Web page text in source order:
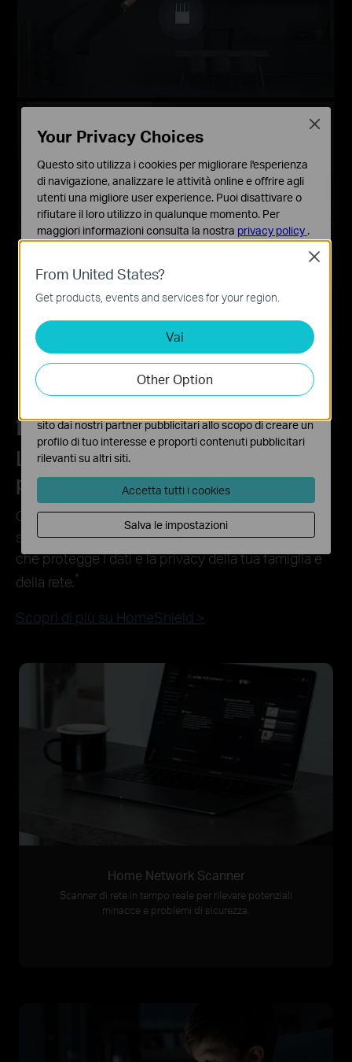
La tua sicurezza è la nostra
priorità
Con TP-Link HomeShield, goditi funzionalità di
sicurezza avanzate che offrono un ambiente sicuro
che protegge i dati e la privacy della tua famiglia e
della rete.*
Scopri di più su HomeShield >
Home Network Scanner
Scanner di rete in tempo reale per rilevare potenziali
minacce e problemi di sicurezza.
From United States?
Get products, events and services for your region.
Vai
Other Option
Close
Your Privacy Choices
Questo sito utilizza i cookies per migliorare l'esperienza
di navigazione, analizzare le attività online e offrire agli
utenti una migliore user experience. Puoi disattivare o
rifiutare il loro utilizzo in qualunque momento. Per
maggiori informazioni consulta la nostra privacy policy .
Questi cookies sono necessari per il corretto
funzionamento del sito e non possono essere disattivati
nel tuo sistema.
Analytics e Marketing Cookies
I cookies analitici ci permettono di analizzare le tue
attività sul nostro sito allo scopo di migliorarne le
funzionalità.
sito dai nostri partner pubblicitari allo scopo di creare un
profilo di tuo interesse e proporti contenuti pubblicitari
rilevanti su altri siti.
Accetta tutti i cookies
Salva le impostazioni
Close